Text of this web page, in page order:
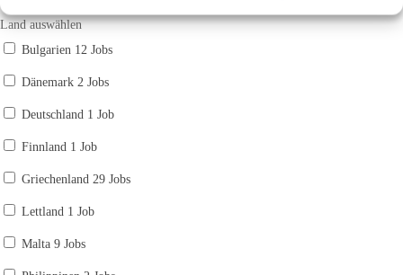
Land auswählen
Bulgarien 12 Jobs
Dänemark 2 Jobs
Deutschland 1 Job
Finnland 1 Job
Griechenland 29 Jobs
Lettland 1 Job
Malta 9 Jobs